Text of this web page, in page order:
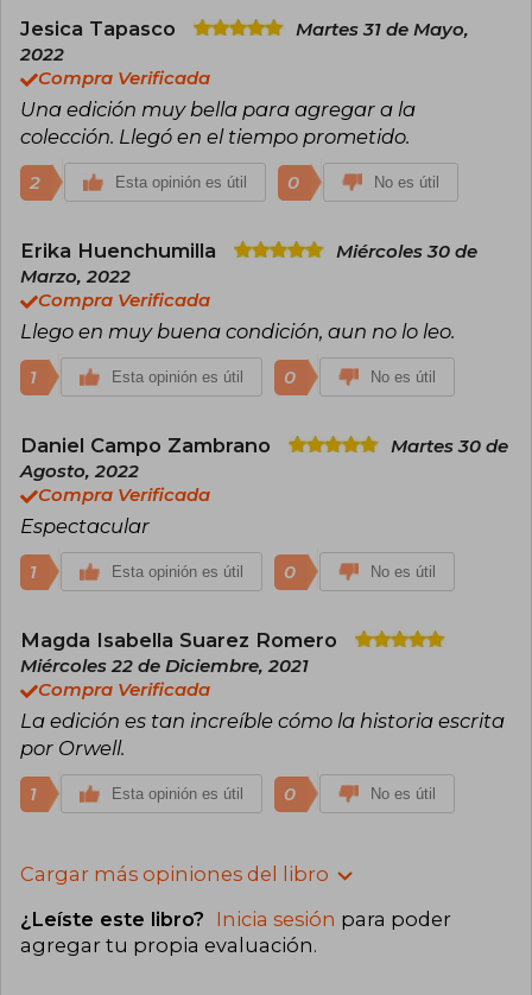
inglesa más destacados de las décadas de 1930
al totalitarismo en su novela corta alegórica
1984 (1949), escrita en sus últimos años de vida y
publicada poco antes de su fallecimiento, y en la
que crea el concepto de «Gran Hermano», que
desde entonces pasó al lenguaje común de la
crítica de las técnicas modernas de vigilancia.
Jesica Tapasco
Martes 31 de Mayo,
2022
Compra Verificada
Una edición muy bella para agregar a la
colección. Llegó en el tiempo prometido.
2 Esta opinión es útil 0 No es útil
Erika Huenchumilla
Miércoles 30 de
Marzo, 2022
Compra Verificada
Llego en muy buena condición, aun no lo leo.
1 Esta opinión es útil 0 No es útil
Daniel Campo Zambrano
Martes 30 de
Agosto, 2022
Compra Verificada
Espectacular
1 Esta opinión es útil 0 No es útil
Magda Isabella Suarez Romero
Miércoles 22 de Diciembre, 2021
Compra Verificada
La edición es tan increíble cómo la historia escrita
por Orwell.
1 Esta opinión es útil 0 No es útil
Cargar más opiniones del libro
¿Leíste este libro? Inicia sesión para poder
agregar tu propia evaluación.